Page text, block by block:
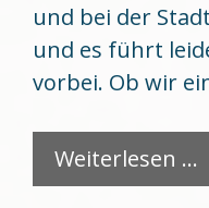
und bei der
und es führt
vorbei. Ob wir
Weiterlesen …